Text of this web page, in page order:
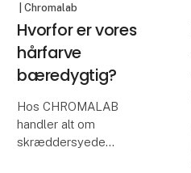
| Chromalab
Hvorfor er vores
hårfarve
bæredygtig?
Hos CHROMALAB
handler alt om
skræddersyede